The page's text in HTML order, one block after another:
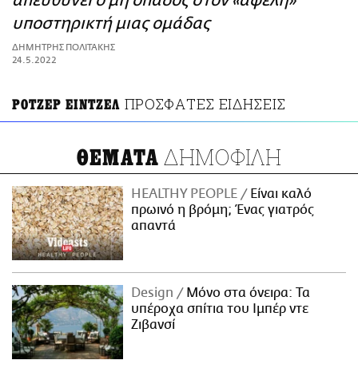
ΑΜΠΑ
PRINT
υποστηρικτή μιας ομάδας
ΔΗΜΗΤΡΗΣ ΠΟΛΙΤΑΚΗΣ
24.5.2022
ΡΟΤΖΕΡ ΕΙΝΤΖΕΛ ΠΡΟΣΦΑΤΕΣ ΕΙΔΗΣΕΙΣ
ΘΕΜΑΤΑ ΔΗΜΟΦΙΛΗ
HEALTHY PEOPLE
Είναι καλό
πρωινό η βρόμη; Ένας γιατρός
απαντά
Design
Μόνο στα όνειρα: Τα
υπέροχα σπίτια του Ιμπέρ ντε
Ζιβανσί